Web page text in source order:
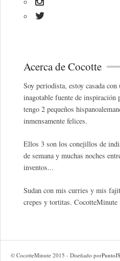
Acerca de Cocotte
Soy periodista, estoy casada
inagotable fuente de
tengo 2 pequeños
inmensamente felices.
Ellos 3 son los conejillos de
de semana y muchas noches
inventos...
Sudan con mis curries y mis
crepes y tortitas.
© CocotteMinute 2015 - Diseñado por